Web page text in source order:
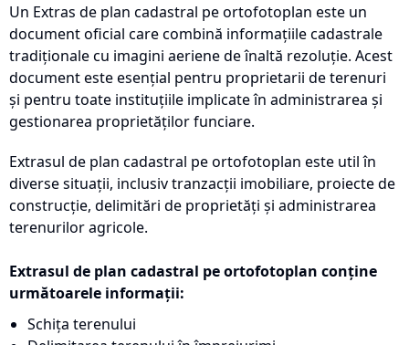
Un Extras de plan cadastral pe ortofotoplan este un
document oficial care combină informațiile cadastrale
tradiționale cu imagini aeriene de înaltă rezoluție. Acest
document este esențial pentru proprietarii de terenuri
și pentru toate instituțiile implicate în administrarea și
gestionarea proprietăților funciare.
Extrasul de plan cadastral pe ortofotoplan este util în
diverse situații, inclusiv tranzacții imobiliare, proiecte de
construcție, delimitări de proprietăți și administrarea
terenurilor agricole.
Extrasul de plan cadastral pe ortofotoplan conține
următoarele informații:
Schița terenului